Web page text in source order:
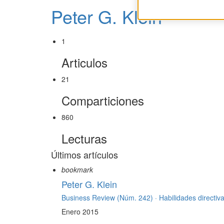
Peter G. Klein
1
Articulos
21
Comparticiones
860
Lecturas
Últimos artículos
bookmark
Peter G. Klein
Business Review (Núm. 242) · Habilidades
Enero 2015